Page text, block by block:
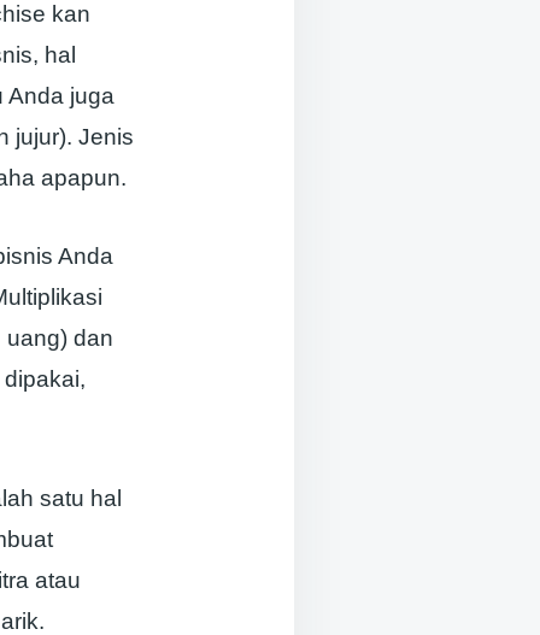
kan
hal
Anda juga
jujur). Jenis
apapun.
Anda
uang) dan
satu hal
atau